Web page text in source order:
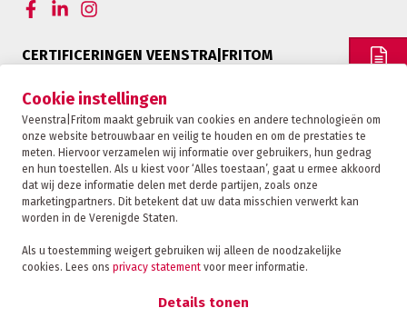
Cookie instellingen
Veenstra|Fritom maakt gebruik van cookies en andere technologieën om
onze website betrouwbaar en veilig te houden en om de prestaties te
meten. Hiervoor verzamelen wij informatie over gebruikers, hun gedrag
en hun toestellen. Als u kiest voor ‘Alles toestaan’, gaat u ermee akkoord
dat wij deze informatie delen met derde partijen, zoals onze
marketingpartners. Dit betekent dat uw data misschien verwerkt kan
worden in de Verenigde Staten.
Als u toestemming weigert gebruiken wij alleen de noodzakelijke
cookies. Lees onsprivacy statement voor meer informatie.
Details tonen
CONTACT
CERTIFICERINGEN VEENSTRA|FRITOM
Veenstra|Fritom is onderdeel van de Fritom Group